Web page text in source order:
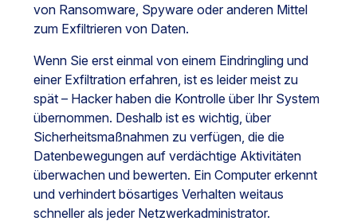
von Ransomware, Spyware oder anderen Mittel
zum Exfiltrieren von Daten.
Wenn Sie erst einmal von einem Eindringling und
einer Exfiltration erfahren, ist es leider meist zu
spät – Hacker haben die Kontrolle über Ihr System
übernommen. Deshalb ist es wichtig, über
Sicherheitsmaßnahmen zu verfügen, die die
Datenbewegungen auf verdächtige Aktivitäten
überwachen und bewerten. Ein Computer erkennt
und verhindert bösartiges Verhalten weitaus
schneller als jeder Netzwerkadministrator.